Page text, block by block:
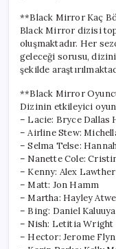
**Black Mirror Kaç
Black Mirror dizisi
oluşmaktadır. Her
geleceği sorusu,
şekilde
**Black Mirror
Dizinin etkileyici
– Lacie: Bryce Dallas
– Airline Stew:
– Selma Telse:
– Nanette Cole:
– Kenny: Alex Lawther
– Matt: Jon Hamm
– Martha: Hayley
– Bing: Daniel Kaluuya
– Nish: Letitia Wright
– Hector: Jerome